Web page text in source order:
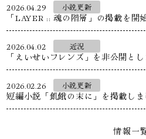
2026.04.29 小説更新
「LAYER :: 魂の階層」の掲載を開
2026.04.02 近況
「えいせいフレンズ」を非公開と
2026.02.26 小説更新
短編小説「飢餓の末に」を掲載しま
情報一